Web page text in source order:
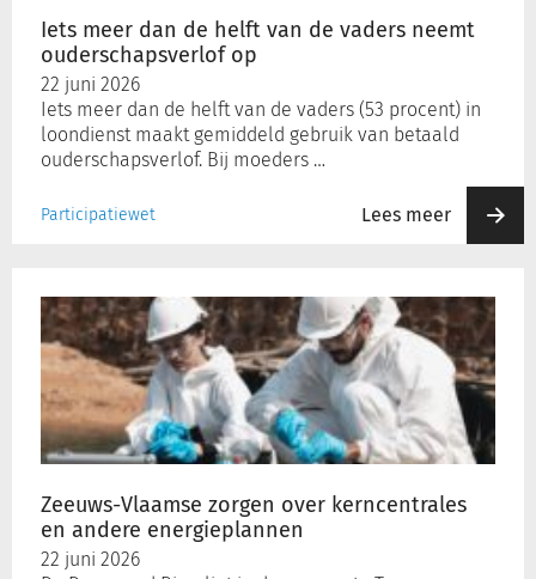
Registreren
Iets meer dan de helft van de vaders neemt
ouderschapsverlof op
22 juni 2026
Iets meer dan de helft van de vaders (53 procent) in
loondienst maakt gemiddeld gebruik van betaald
ouderschapsverlof. Bij moeders …
Participatiewet Lees meer
neemt
ouderschapsverlof
Zeeuws-Vlaamse zorgen over kerncentrales
en andere energieplannen
22 juni 2026
Vlaamse
zorgen
over
kerncentrales
andere
energieplannen